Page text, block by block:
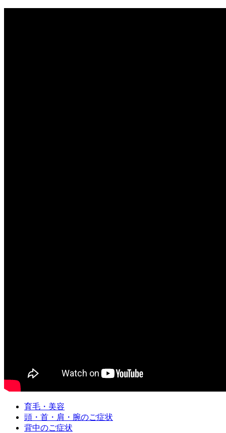
育毛・美容
頭・首・肩・腕のご症状
背中のご症状